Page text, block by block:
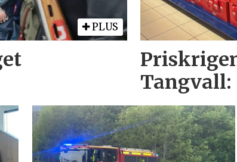
PLUS
Tangvall: